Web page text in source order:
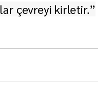
çevreyi kirletir.”